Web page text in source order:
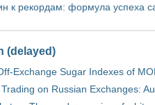
к рекордам: формула успеха
(delayed)
Exchange Sugar Indexes of
on Russian Exchanges: